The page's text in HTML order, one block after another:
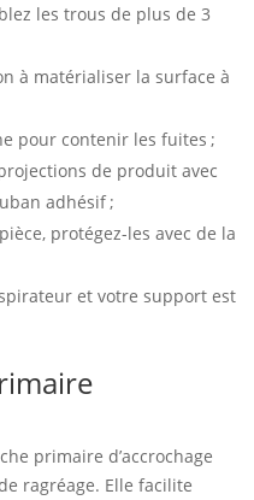
les trous de plus de 3
à matérialiser la surface à
pour contenir les fuites ;
de produit avec
adhésif ;
protégez-les avec de la
et votre support est
primaire d’accrochage
ragréage. Elle facilite